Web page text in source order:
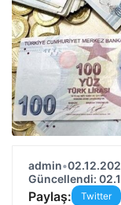
admin•
Güncellendi:
Paylaş: Twitter